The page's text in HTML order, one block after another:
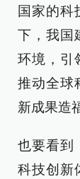
国家的科
下，我国
环境，引
推动全球
新成果造
也要看到
科技创新